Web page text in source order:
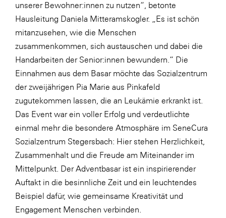
WKS Fachgruppe Finanzdienstleister
WK UBIT
Zühlke
Media
unserer Bewohner:innen zu nutzen“, betonte
Hausleitung Daniela Mitteramskogler. „Es ist schön
mitanzusehen, wie die Menschen
zusammenkommen, sich austauschen und dabei die
Handarbeiten der Senior:innen bewundern.“ Die
Einnahmen aus dem Basar möchte das Sozialzentrum
der zweijährigen Pia Marie aus Pinkafeld
zugutekommen lassen, die an Leukämie erkrankt ist.
Das Event war ein voller Erfolg und verdeutlichte
einmal mehr die besondere Atmosphäre im SeneCura
Sozialzentrum Stegersbach: Hier stehen Herzlichkeit,
Zusammenhalt und die Freude am Miteinander im
Mittelpunkt. Der Adventbasar ist ein inspirierender
Auftakt in die besinnliche Zeit und ein leuchtendes
Beispiel dafür, wie gemeinsame Kreativität und
Engagement Menschen verbinden.